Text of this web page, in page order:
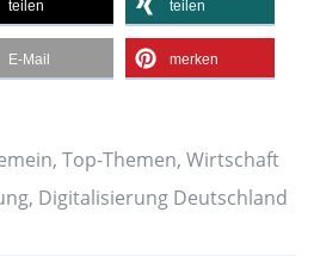
teilen teilen
E-Mail merken
, Top-Themen, Wirtschaft
, Digitalisierung Deutschland